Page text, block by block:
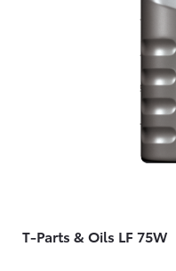
T-Parts & Oils LF 75W